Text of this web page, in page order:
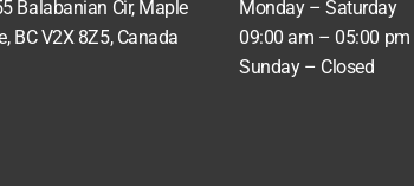
Balabanian Cir, Maple
BC V2X 8Z5, Canada
Monday – Saturday
09:00 am – 05:00 pm
Sunday – Closed